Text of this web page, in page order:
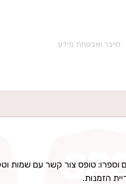
סייבר ואבטחת מידע
טופס צור קשר עם שמות
הזמנות.